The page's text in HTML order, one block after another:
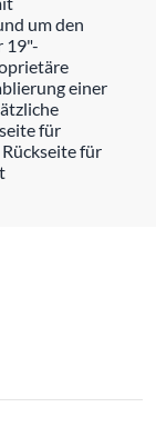
um den
19"-
einer
für
für